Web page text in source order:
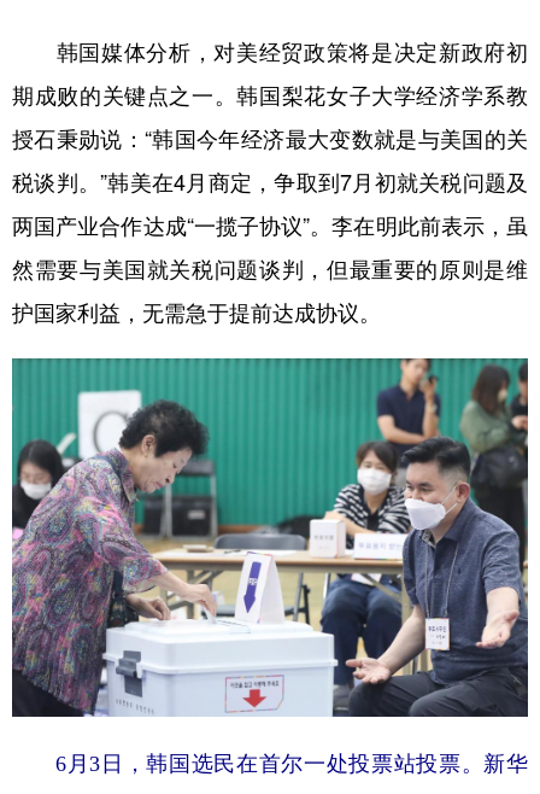
韩国媒体分析，对美经贸政策将是决定新政府初
期成败的关键点之一。韩国梨花女子大学经济学系教
授石秉勋说：“韩国今年经济最大变数就是与美国的关
税谈判。”韩美在4月商定，争取到7月初就关税问题及
两国产业合作达成“一揽子协议”。李在明此前表示，虽
然需要与美国就关税问题谈判，但最重要的原则是维
护国家利益，无需急于提前达成协议。
6月3日，韩国选民在首尔一处投票站投票。新华